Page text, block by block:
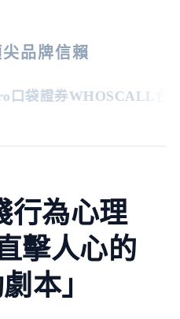
品牌信賴
袋證券WHOSCALL台灣
行為心理
擊人心的
本」